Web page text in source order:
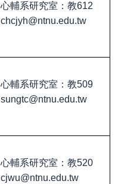
心輔系研究室：教612
chcjyh@ntnu.edu.tw
心輔系研究室：教509
sungtc@ntnu.edu.tw
心輔系研究室：教520
cjwu@ntnu.edu.tw